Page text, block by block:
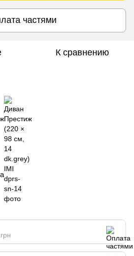
частями
К сравнению